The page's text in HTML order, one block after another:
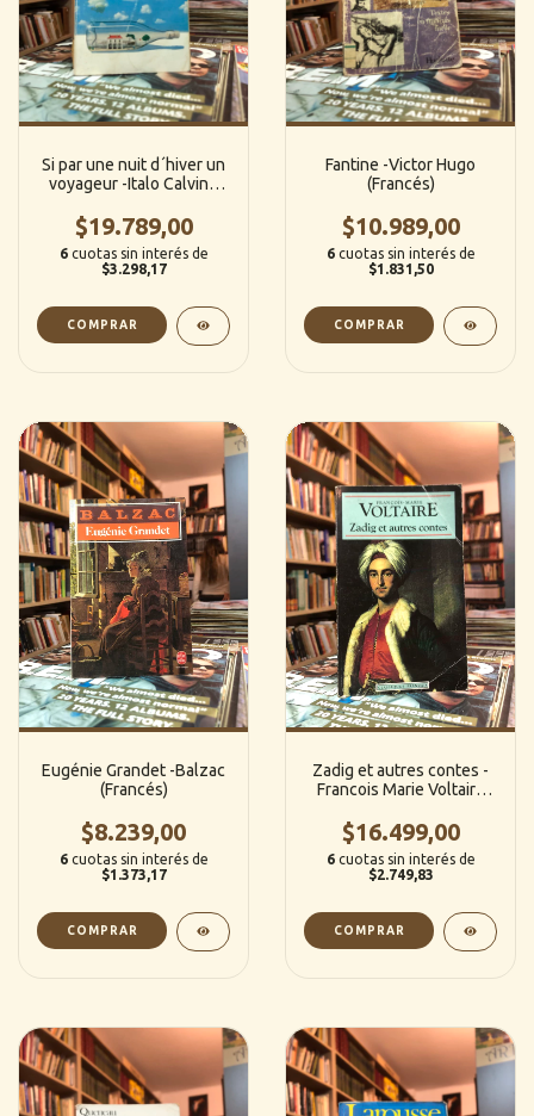
Si par une nuit d´hiver un
voyageur -Italo Calvino
$19.789,00
6 cuotas sin interés de
$3.298,17
Fantine -Victor Hugo
(Francés)
$10.989,00
6 cuotas sin interés de
$1.831,50
Eugénie Grandet -Balzac
(Francés)
$8.239,00
6 cuotas sin interés de
$1.373,17
Zadig et autres contes -
Francois Marie Voltaire
$16.499,00
6 cuotas sin interés de
$2.749,83